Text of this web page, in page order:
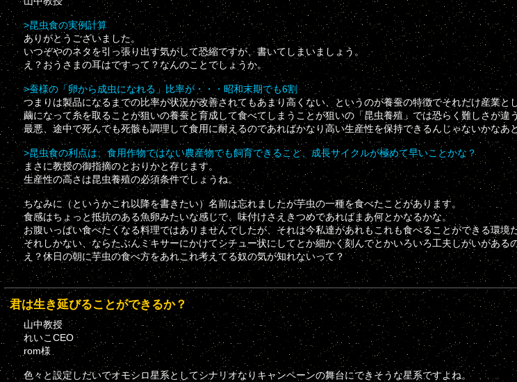
>昆虫食の実例計算
ありがとうございました。
いつぞやのネタを引っ張り出す気がして恐縮ですが、書いてしまいましょう。
え？おうさまの耳はですって？なんのことでしょうか。
>蚕様の「卵から成虫になれる」比率が・・・昭和末期でも6割
つまりは製品になるまでの比率が状況が改善されてもあまり高くない、というのが養蚕の特徴でそれだけ産業と
繭になって糸を取ることが狙いの養蚕と育成して食べてしまうことが狙いの「昆虫養殖」では恐らく難しさが違
最悪、途中で死んでも死骸も調理して食用に耐えるのであればかなり高い生産性を保持できるんじゃないかなあ
>昆虫食の利点は、食用作物ではない農産物でも飼育できること、成長サイクルが極めて早いことかな？
まさに教授の御指摘のとおりかと存じます。
生産性の高さは昆虫養殖の必須条件でしょうね。
ちなみに（というかこれ以降を書きたい）名前は忘れましたが芋虫の一種を食べたことがあります。
食感はちょっと抵抗のある魚卵みたいな感じで、味付けさえきつめであればまあ何とかなるかな。
お腹いっぱい食べたくなる料理ではありませんでしたが、それは今私達があれもこれも食べることができる環境
それしかない、ならたぶんミキサーにかけてシチュー状にしてとか細かく刻んでとかいろいろ工夫しがいがある
え？休日の朝に芋虫の食べ方をあれこれ考えてる奴の気が知れないって？
君は生き延びることができるか？
山中教授
れいこCEO
rom様
色々と設定しだいでオモシロ星系としてシナリオなりキャンペーンの舞台にできそうな星系ですよね。